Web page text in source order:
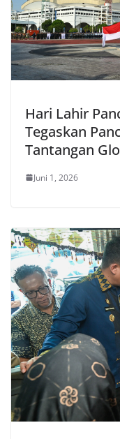
Hari Lahir
Tegaskan
Tantangan
Juni 1, 2026